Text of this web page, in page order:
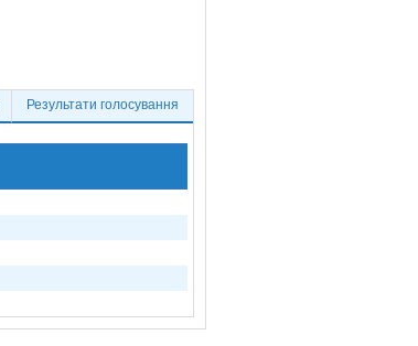
Результати голосування